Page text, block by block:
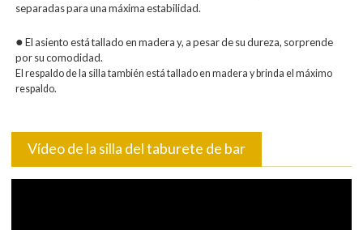
separadas para una máxima estabilidad.
● El asiento está tallado en madera y, a pesar de su dureza, sorprende
por su comodidad.
El respaldo de la silla también está tallado en madera y brinda el máximo
respaldo.
Vídeo de la silla del taburete de bar